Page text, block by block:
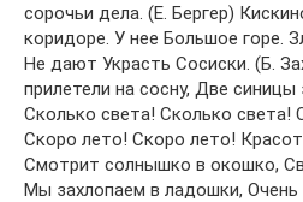
сорочьи дела. (Е. Бергер)
коридоре. У нее Большое горе.
Не дают Украсть Сосиски. (Б.
прилетели на сосну, Две синицы
Сколько света! Сколько света!
Скоро лето! Скоро лето!
Смотрит солнышко в окошко,
Мы захлопаем в ладошки,